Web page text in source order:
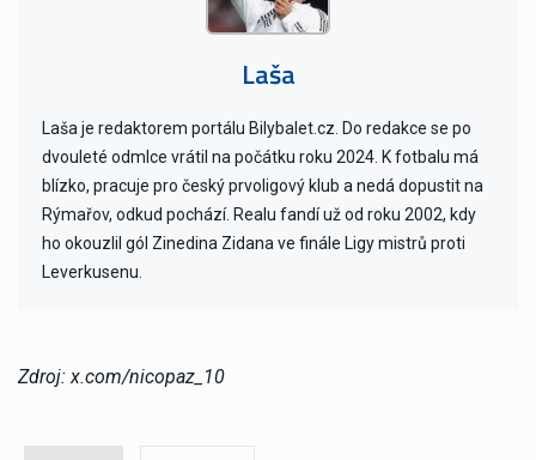
Laša
Laša je redaktorem portálu Bilybalet.cz. Do redakce se po
dvouleté odmlce vrátil na počátku roku 2024. K fotbalu má
blízko, pracuje pro český prvoligový klub a nedá dopustit na
Rýmařov, odkud pochází. Realu fandí už od roku 2002, kdy
ho okouzlil gól Zinedina Zidana ve finále Ligy mistrů proti
Leverkusenu.
Zdroj: x.com/nicopaz_10